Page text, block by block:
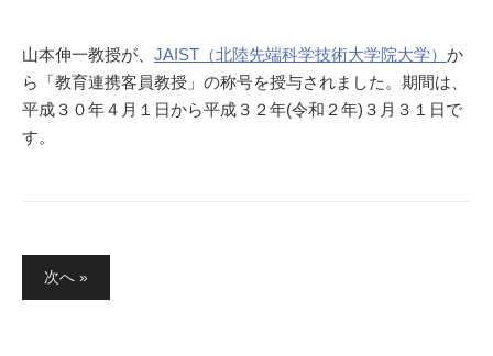
山本伸一教授が、 JAIST（北陸先端科学技術大学院大学） か
ら「教育連携客員教授」の称号を授与されました。期間は、
平成３０年４月１日から平成３２年(令和２年)３月３１日で
す。
稿
次へ »